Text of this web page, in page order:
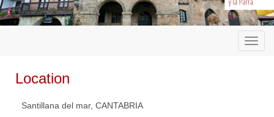
Location
Santillana del mar, CANTABRIA